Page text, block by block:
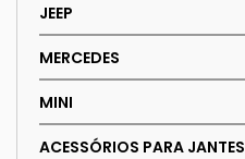
JEEP
MERCEDES
MINI
ACESSÓRIOS PARA JANTES